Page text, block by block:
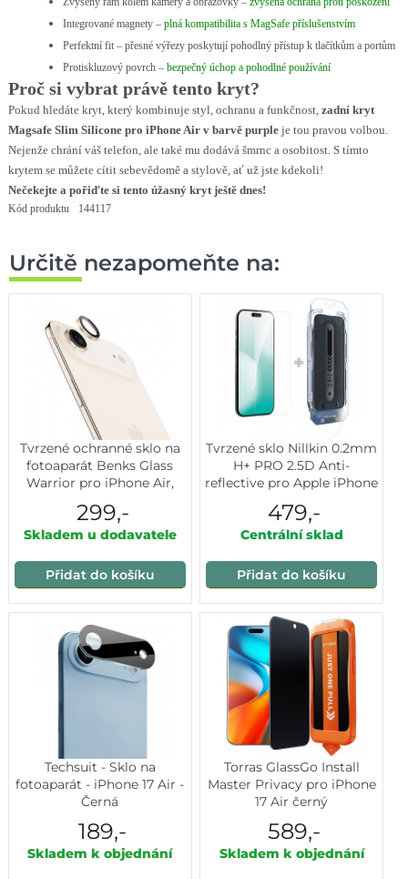
Integrované magnety – plná kompatibilita s MagSafe příslušenstvím
Perfektní fit – přesné výřezy poskytují pohodlný přístup k tlačítkům a portům
Protiskluzový povrch – bezpečný úchop a pohodlné používání
Proč si vybrat právě tento kryt?
Pokud hledáte kryt, který kombinuje styl, ochranu a funkčnost, zadní kryt
Magsafe Slim Silicone pro iPhone Air v barvě purpleje tou pravou volbou.
Nejenže chrání váš telefon, ale také mu dodává šmrnc a osobitost. S tímto
krytem se můžete cítit sebevědomě a stylově, ať už jste kdekoli!
Nečekejte a pořiďte si tento úžasný kryt ještě dnes!
Kód produktu 144117
Určitě nezapomeňte na:
Tvrzené ochranné sklo na
fotoaparát Benks Glass
Warrior pro iPhone Air,
299,-
Skladem u dodavatele
Přidat do košíku
Tvrzené sklo Nillkin 0.2mm
H+ PRO 2.5D Anti-
reflective pro Apple iPhone
479,-
Centrální sklad
Přidat do košíku
Techsuit - Sklo na
fotoaparát - iPhone 17 Air -
Černá
189,-
Skladem k objednání
Torras GlassGo Install
Master Privacy pro iPhone
17 Air černý
589,-
Skladem k objednání